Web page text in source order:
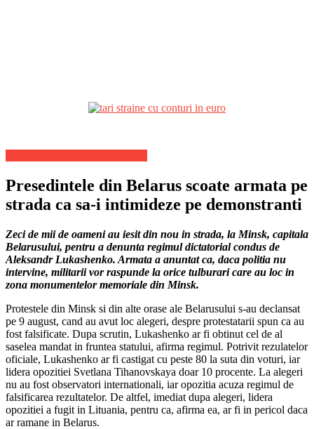
Presedintele din Belarus scoate armata pe
strada ca sa-i intimideze pe demonstranti
Zeci de mii de oameni au iesit din nou in strada, la Minsk, capitala
Belarusului, pentru a denunta regimul dictatorial condus de
Aleksandr Lukashenko. Armata a anuntat ca, daca politia nu
intervine, militarii vor raspunde la orice tulburari care au loc in
zona monumentelor memoriale din Minsk.
Protestele din Minsk si din alte orase ale Belarusului s-au declansat
pe 9 august, cand au avut loc alegeri, despre protestatarii spun ca au
fost falsificate. Dupa scrutin, Lukashenko ar fi obtinut cel de al
saselea mandat in fruntea statului, afirma regimul. Potrivit rezulatelor
oficiale, Lukashenko ar fi castigat cu peste 80 la suta din voturi, iar
lidera opozitiei Svetlana Tihanovskaya doar 10 procente. La alegeri
nu au fost observatori internationali, iar opozitia acuza regimul de
falsificarea rezultatelor. De altfel, imediat dupa alegeri, lidera
opozitiei a fugit in Lituania, pentru ca, afirma ea, ar fi in pericol daca
ar ramane in Belarus.